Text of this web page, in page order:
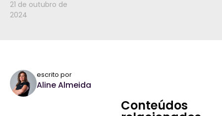
21 de outubro de
2024
escrito por
Aline Almeida
Conteúdos